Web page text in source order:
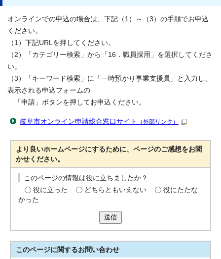
オンラインでの申込の場合は、下記（1）～（3）の手順でお申込
ください。
（1）下記URLを押してください。
（2）「カテゴリー検索」から「16．職員採用」を選択してくださ
い。
（3）「キーワード検索」に「一時預かり事業支援員」と入力し、
表示される申込フォームの
「申請」ボタンを押してお申込ください。
岐阜市オンライン申請総合窓口サイト （外部リンク）
より良いホームページにするために、ページのご感想をお聞
かせください。
このページの情報は役に立ちましたか？
役に立った
どちらともいえない
役にたたな
かった
送信
このページに関するお問い合わせ